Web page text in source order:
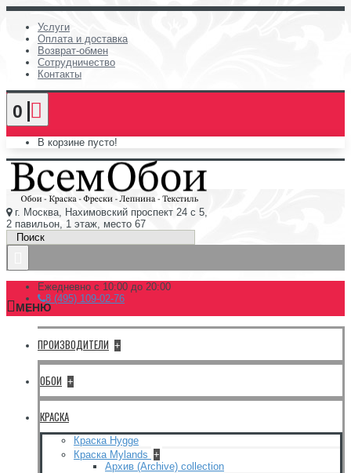
Услуги
Оплата и доставка
Возврат-обмен
Сотрудничество
Контакты
0
В корзине пусто!
г. Москва, Нахимовский проспект 24 с 5,
2 павильон, 1 этаж, место 67
Ежедневно с 10:00 до 20:00
8 (495) 109-02-76
МЕНЮ
ПРОИЗВОДИТЕЛИ +
ОБОИ +
КРАСКА
Краска Hygge
Краска Mylands +
Архив (Archive) collection